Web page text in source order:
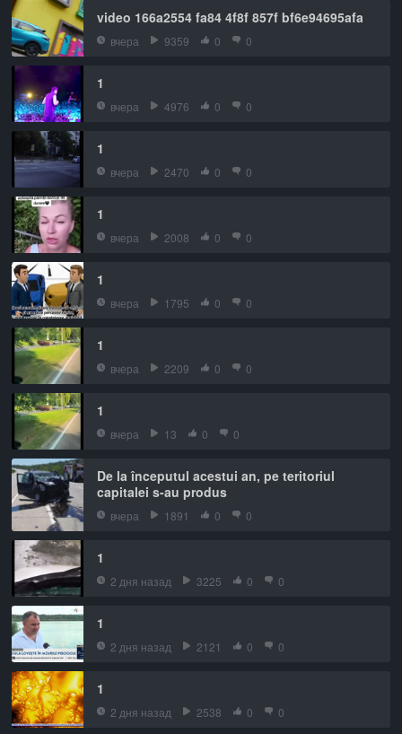
video 166a2554 fa84 4f8f 857f bf6e94695afa
вчера 9359 0 0
1
вчера 4976 0 0
1
вчера 2470 0 0
1
вчера 2008 0 0
1
вчера 1795 0 0
1
вчера 2209 0 0
1
вчера 13 0 0
De la începutul acestui an, pe teritoriul
capitalei s-au produs
вчера 1891 0 0
1
2 дня назад 3225 0 0
1
2 дня назад 2121 0 0
1
2 дня назад 2538 0 0